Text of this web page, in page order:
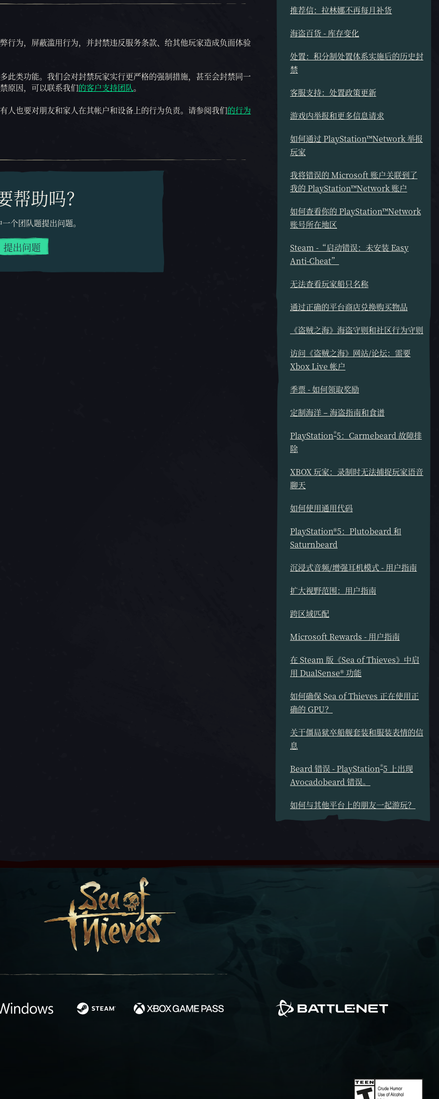
行为，屏蔽滥用行为，并封禁违反服务条款、给其他玩家造成负面体验
此类功能。我们会对封禁玩家实行更严格的强制措施，甚至会封禁同一
原因，可以联系我们的客户支持团队。
人也要对朋友和家人在其帐户和设备上的行为负责。请参阅我们的行为
帮助吗？
个团队题提出问题。
提出问题
推荐信：拉林娜不再每月补货
海盗百货 - 库存变化
处置：积分制处置体系实施后的历史封
禁
客服支持：处置政策更新
游戏内举报和更多信息请求
如何通过 PlayStation™Network 举报
玩家
我将错误的 Microsoft 账户关联到了
我的 PlayStation™Network 账户
如何查看你的 PlayStation™Network
账号所在地区
Steam -“启动错误：未安装 Easy
Anti-Cheat”
无法查看玩家船只名称
通过正确的平台商店兑换购买物品
《盗贼之海》海盗守则和社区行为守则
访问《盗贼之海》网站/论坛：需要
Xbox Live 帐户
季票 - 如何领取奖励
定制海洋 – 海盗指南和食谱
PlayStation®5：Carmebeard 故障排
除
XBOX 玩家：录制时无法捕捉玩家语音
聊天
如何使用通用代码
PlayStation®5：Plutobeard 和
Saturnbeard
沉浸式音频/增强耳机模式 - 用户指南
扩大视野范围：用户指南
跨区域匹配
Microsoft Rewards - 用户指南
在 Steam 版《Sea of Thieves》中启
用 DualSense® 功能
如何确保 Sea of Thieves 正在使用正
确的 GPU？
关于僵局狱卒船舰套装和服装表情的信
息
Beard 错误 - PlayStation®5 上出现
Avocadobeard 错误。
如何与其他平台上的朋友一起游玩？